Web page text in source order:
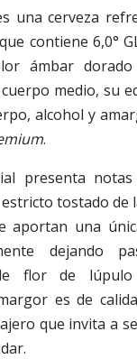
una cerveza
contiene 6,0°
ámbar
medio, su
alcohol y
.
presenta notas
tostado de
aportan una
dejando
de flor de
es de
que invita a